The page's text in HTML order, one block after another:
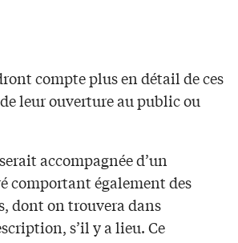
compte plus en détail de ces
leur ouverture au public ou
accompagnée d’un
comportant également des
dont on trouvera dans
s’il y a lieu. Ce